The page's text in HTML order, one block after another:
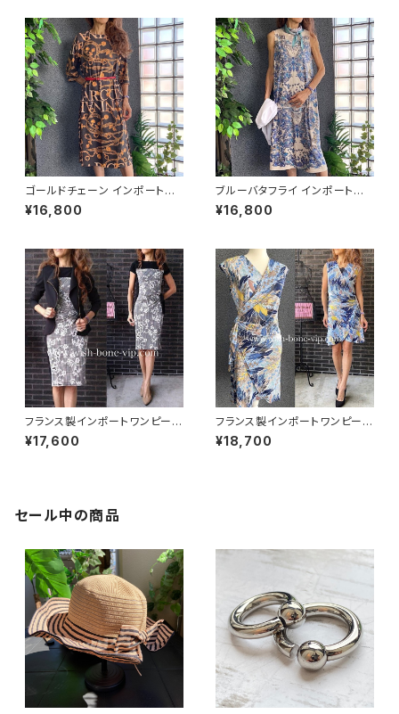
ゴールドチェーン インポートワ
ンピース｜ストレッチジャージ
七分袖ワンピース｜ブラック
¥16,800
ブルーバタフライ インポートワ
ンピース｜ストレッチジャージミ
モレ・ミディ丈ワンピース｜ブル
¥16,800
フランス製インポートワンピース
｜LONKEL PARIS｜タイトワン
ピース｜ジャージワンピース/白
¥17,600
フランス製インポートワンピース
｜FIFILLES de PARIS フィフィ
ーユ・パリ｜プリントワンピース
¥18,700
セール中の商品